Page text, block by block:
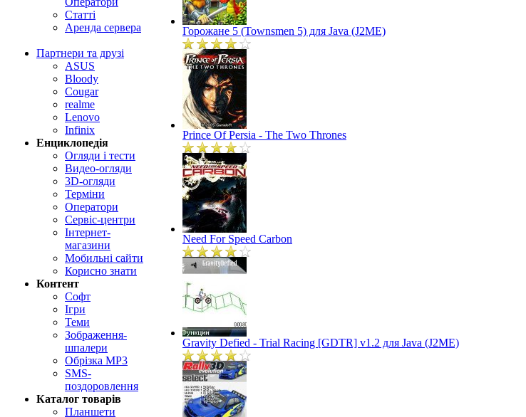
Статті
Аренда сервера
Партнери та друзі
ASUS
Bloody
Cougar
realme
Lenovo
Infinix
Енциклопедія
Огляди і тести
Видео-огляди
3D-огляди
Терміни
Оператори
Сервіс-центри
Інтернет-
магазини
Мобильні сайти
Корисно знати
Контент
Софт
Ігри
Теми
Зображення-
шпалери
Обрізка MP3
SMS-
поздоровлення
Каталог товарів
Планшети
Горожане 5 (Townsmen 5) для Java (J2ME)
Prince Of Persia - The Two Thrones
Need For Speed Carbon
Gravity Defied - Trial Racing [GDTR] v1.2 для Java (J2ME)